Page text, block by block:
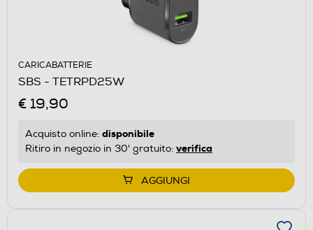
CARICABATTERIE
SBS - TETRPD25W
€ 19,90
Acquisto online: disponibile
Ritiro in negozio in 30' gratuito: verifica
AGGIUNGI